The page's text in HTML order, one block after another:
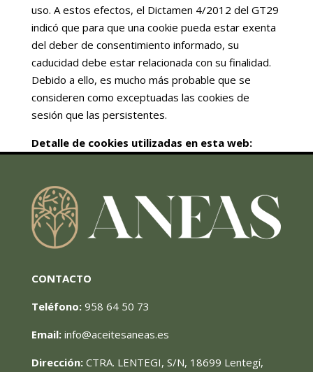
uso. A estos efectos, el Dictamen 4/2012 del GT29
indicó que para que una cookie pueda estar exenta
del deber de consentimiento informado, su
caducidad debe estar relacionada con su finalidad.
Debido a ello, es mucho más probable que se
consideren como exceptuadas las cookies de
sesión que las persistentes.
Detalle de cookies utilizadas en esta web:
CONTACTO
Teléfono: 958 64 50 73
Email: info@aceitesaneas.es
Dirección: CTRA. LENTEGI, S/N, 18699 Lentegí,